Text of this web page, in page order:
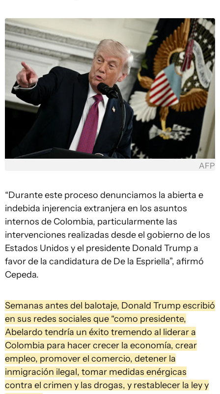
AFP
“Durante este proceso denunciamos la abierta e
indebida injerencia extranjera en los asuntos
internos de Colombia, particularmente las
intervenciones realizadas desde el gobierno de los
Estados Unidos y el presidente Donald Trump a
favor de la candidatura de De la Espriella”, afirmó
Cepeda.
Semanas antes del balotaje, Donald Trump escribió
en sus redes sociales que “como presidente,
Abelardo tendría un éxito tremendo al liderar a
Colombia para hacer crecer la economía, crear
empleo, promover el comercio, detener la
inmigración ilegal, tomar medidas enérgicas
contra el crimen y las drogas, y restablecer la ley y